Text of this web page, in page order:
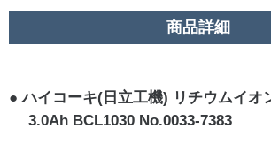
商品詳細
ハイコーキ(日立工機) リチウムイオ
3.0Ah BCL1030 No.0033-7383